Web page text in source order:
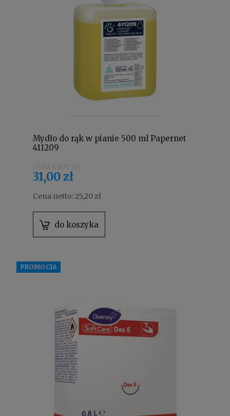
Mydło do rąk w pianie 500 ml Papernet
411209
31,00 zł
Cena netto:25,20 zł
do koszyka
PROMOCJA